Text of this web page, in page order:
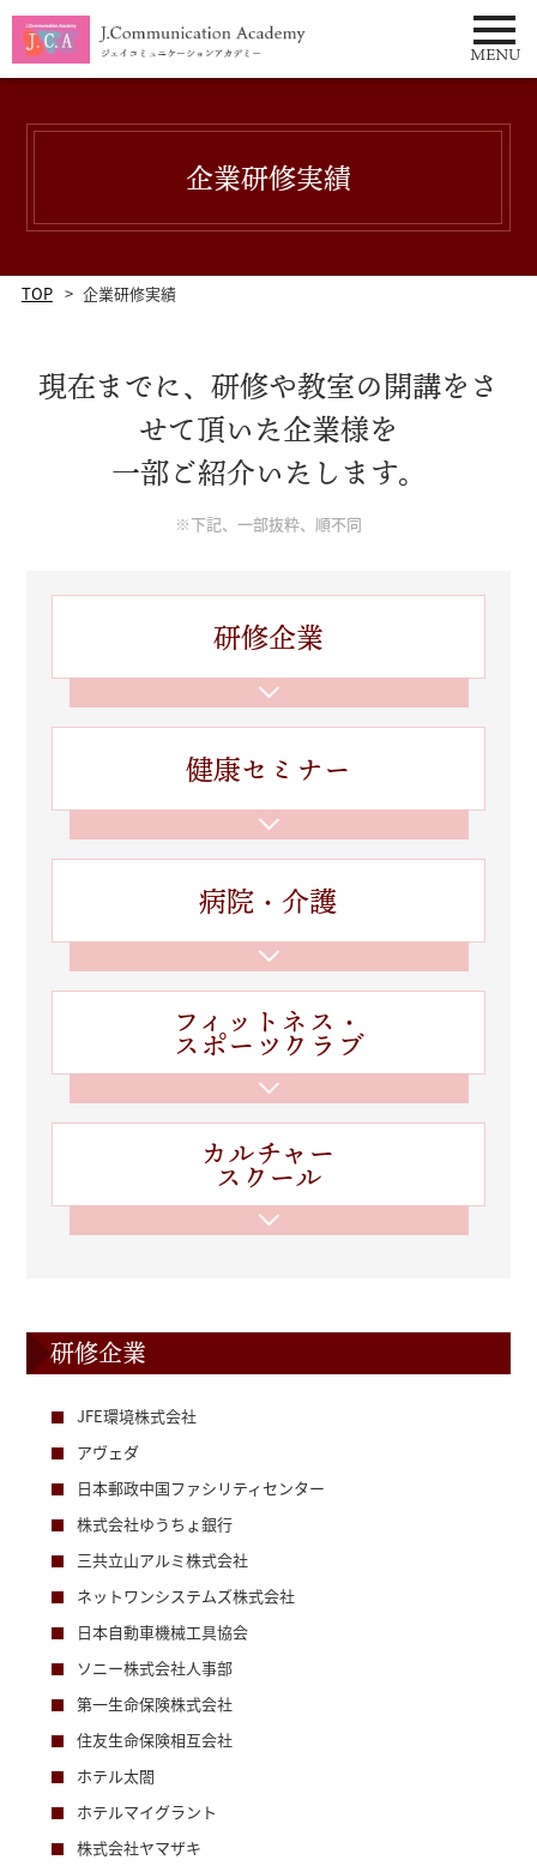
MENU
tel:0333732378
企業研修実績
TOP 企業研修実績
現在までに、研修や教室の開講をさ
せて頂いた企業様を
一部ご紹介いたします。
※下記、一部抜粋、順不同
研修企業
健康セミナー
病院・介護
フィットネス・
スポーツクラブ
カルチャー
スクール
研修企業
JFE環境株式会社
アヴェダ
日本郵政中国ファシリティセンター
株式会社ゆうちょ銀行
三共立山アルミ株式会社
ネットワンシステムズ株式会社
日本自動車機械工具協会
ソニー株式会社人事部
第一生命保険株式会社
住友生命保険相互会社
ホテル太閤
ホテルマイグラント
株式会社ヤマザキ